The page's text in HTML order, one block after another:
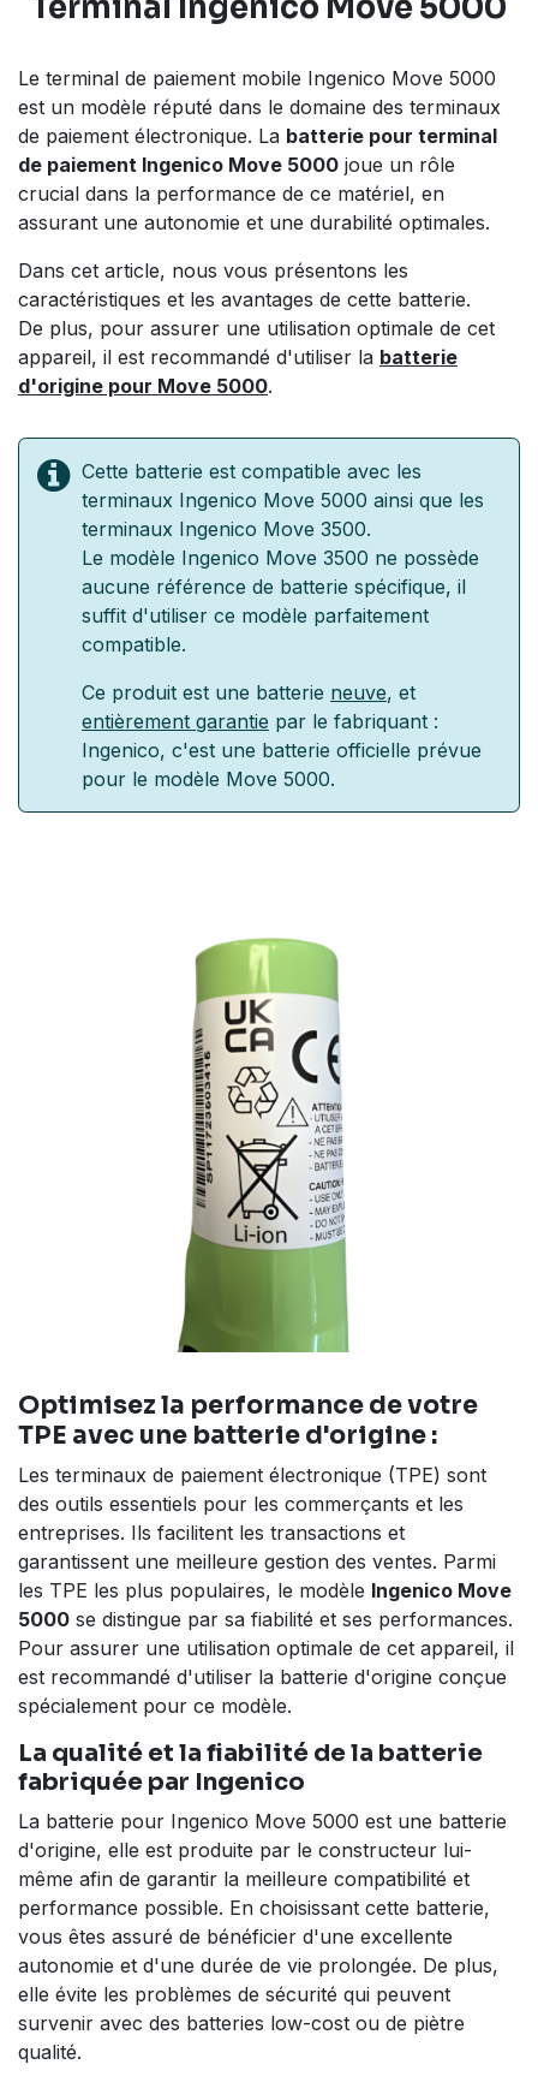
Le terminal de paiement mobile Ingenico Move 5000
est un modèle réputé dans le domaine des terminaux
de paiement électronique. La batterie pour terminal
de paiement Ingenico Move 5000 joue un rôle
crucial dans la performance de ce matériel, en
assurant une autonomie et une durabilité optimales.
Dans cet article, nous vous présentons les
caractéristiques et les avantages de cette batterie.
De plus, pour assurer une utilisation optimale de cet
appareil, il est recommandé d'utiliser la batterie
d'origine pour Move 5000.
Cette batterie est compatible avec les
terminaux Ingenico Move 5000 ainsi que les
terminaux Ingenico Move 3500.
Le modèle Ingenico Move 3500 ne possède
aucune référence de batterie spécifique, il
suffit d'utiliser ce modèle parfaitement
compatible.
Ce produit est une batterie neuve, et
entièrement garantie par le fabriquant :
Ingenico, c'est une batterie officielle prévue
pour le modèle Move 5000.
Optimisez la performance de votre
TPE avec une batterie d'origine :
Les terminaux de paiement électronique (TPE) sont
des outils essentiels pour les commerçants et les
entreprises. Ils facilitent les transactions et
garantissent une meilleure gestion des ventes. Parmi
les TPE les plus populaires, le modèle Ingenico Move
5000 se distingue par sa fiabilité et ses performances.
Pour assurer une utilisation optimale de cet appareil, il
est recommandé d'utiliser la batterie d'origine conçue
spécialement pour ce modèle.
La qualité et la fiabilité de la batterie
fabriquée par Ingenico
La batterie pour Ingenico Move 5000 est une batterie
d'origine, elle est produite par le constructeur lui-
même afin de garantir la meilleure compatibilité et
performance possible. En choisissant cette batterie,
vous êtes assuré de bénéficier d'une excellente
autonomie et d'une durée de vie prolongée. De plus,
elle évite les problèmes de sécurité qui peuvent
survenir avec des batteries low-cost ou de piètre
qualité.